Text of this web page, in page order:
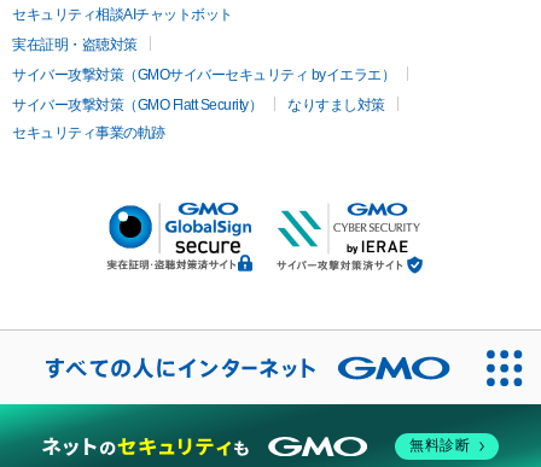
セキュリティ相談AIチャットボット
実在証明・盗聴対策
サイバー攻撃対策（GMOサイバーセキュリティ byイエラエ）
サイバー攻撃対策（GMO Flatt Security）
なりすまし対策
セキュリティ事業の軌跡
無料診断